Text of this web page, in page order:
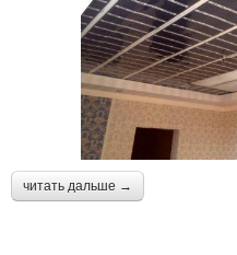
читать дальше →